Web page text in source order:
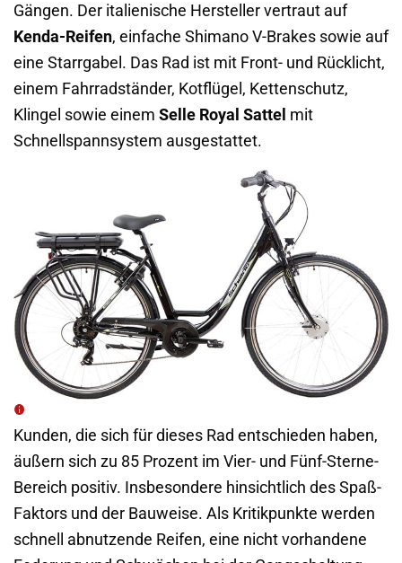
Gängen. Der italienische Hersteller vertraut auf
Kenda-Reifen, einfache Shimano V-Brakes sowie auf
eine Starrgabel. Das Rad ist mit Front- und Rücklicht,
einem Fahrradständer, Kotflügel, Kettenschutz,
Klingel sowie einem Selle Royal Sattel mit
Schnellspannsystem ausgestattet.
Kunden, die sich für dieses Rad entschieden haben,
äußern sich zu 85 Prozent im Vier- und Fünf-Sterne-
Bereich positiv. Insbesondere hinsichtlich des Spaß-
Faktors und der Bauweise. Als Kritikpunkte werden
schnell abnutzende Reifen, eine nicht vorhandene